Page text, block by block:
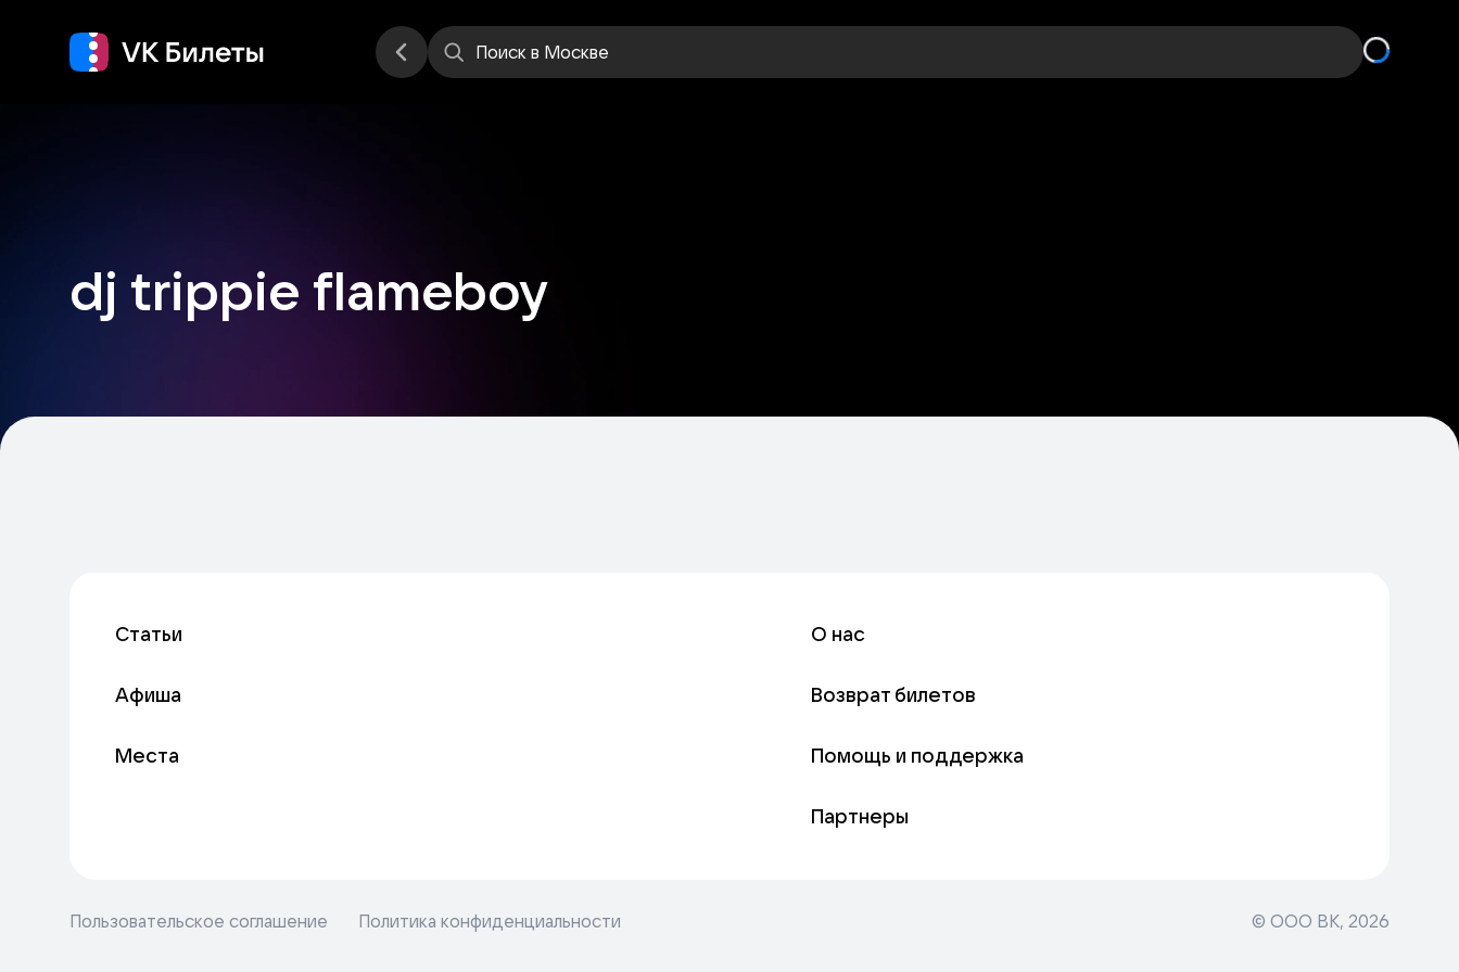
Поиск в Москве
dj trippie flameboy
Статьи
Афиша
Места
О нас
Возврат билетов
Помощь и поддержка
Партнеры
Пользовательское соглашение Политика конфиденциальности © ООО ВК, 2026